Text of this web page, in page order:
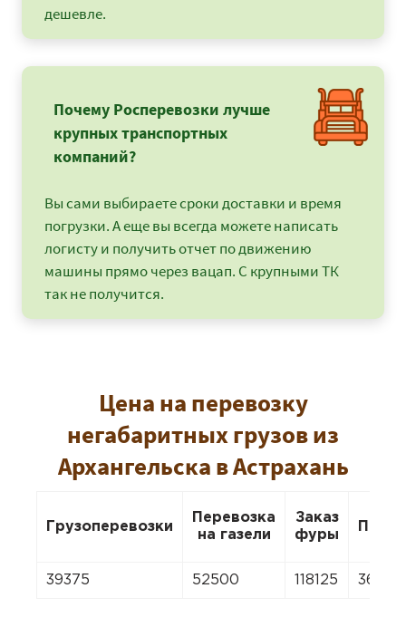
дешевле.
Почему Росперевозки лучше
крупных транспортных
компаний?
Вы сами выбираете сроки доставки и время
погрузки. А еще вы всегда можете написать
логисту и получить отчет по движению
машины прямо через вацап. С крупными ТК
так не получится.
Цена на перевозку
негабаритных грузов из
Архангельска в Астрахань
Грузоперевозки
Перевозка
на газели
Заказ
фуры
39375 52500 118125 36750